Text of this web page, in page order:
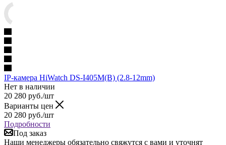
IP-камера HiWatch DS-I405M(B) (2.8-12mm)
Нет в наличии
20 280 руб./шт
Варианты цен
20 280 руб./шт
Подробности
Под заказ
Наши менеджеры обязательно свяжутся с вами и уточнят